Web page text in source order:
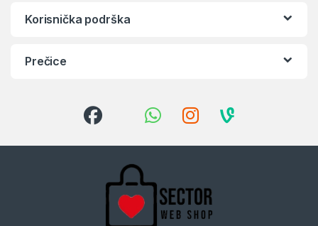
Korisnička podrška
Prečice